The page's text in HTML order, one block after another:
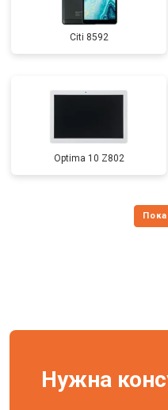
Citi 8592
Optima 10 Z802
Нужна